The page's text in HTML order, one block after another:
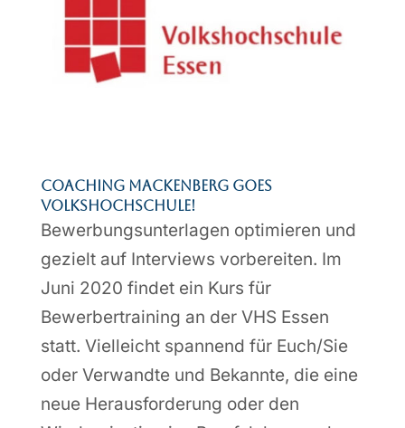
Coaching Mackenberg goes
Volkshochschule!
Bewerbungsunterlagen optimieren und
gezielt auf Interviews vorbereiten. Im
Juni 2020 findet ein Kurs für
Bewerbertraining an der VHS Essen
statt. Vielleicht spannend für Euch/Sie
oder Verwandte und Bekannte, die eine
neue Herausforderung oder den